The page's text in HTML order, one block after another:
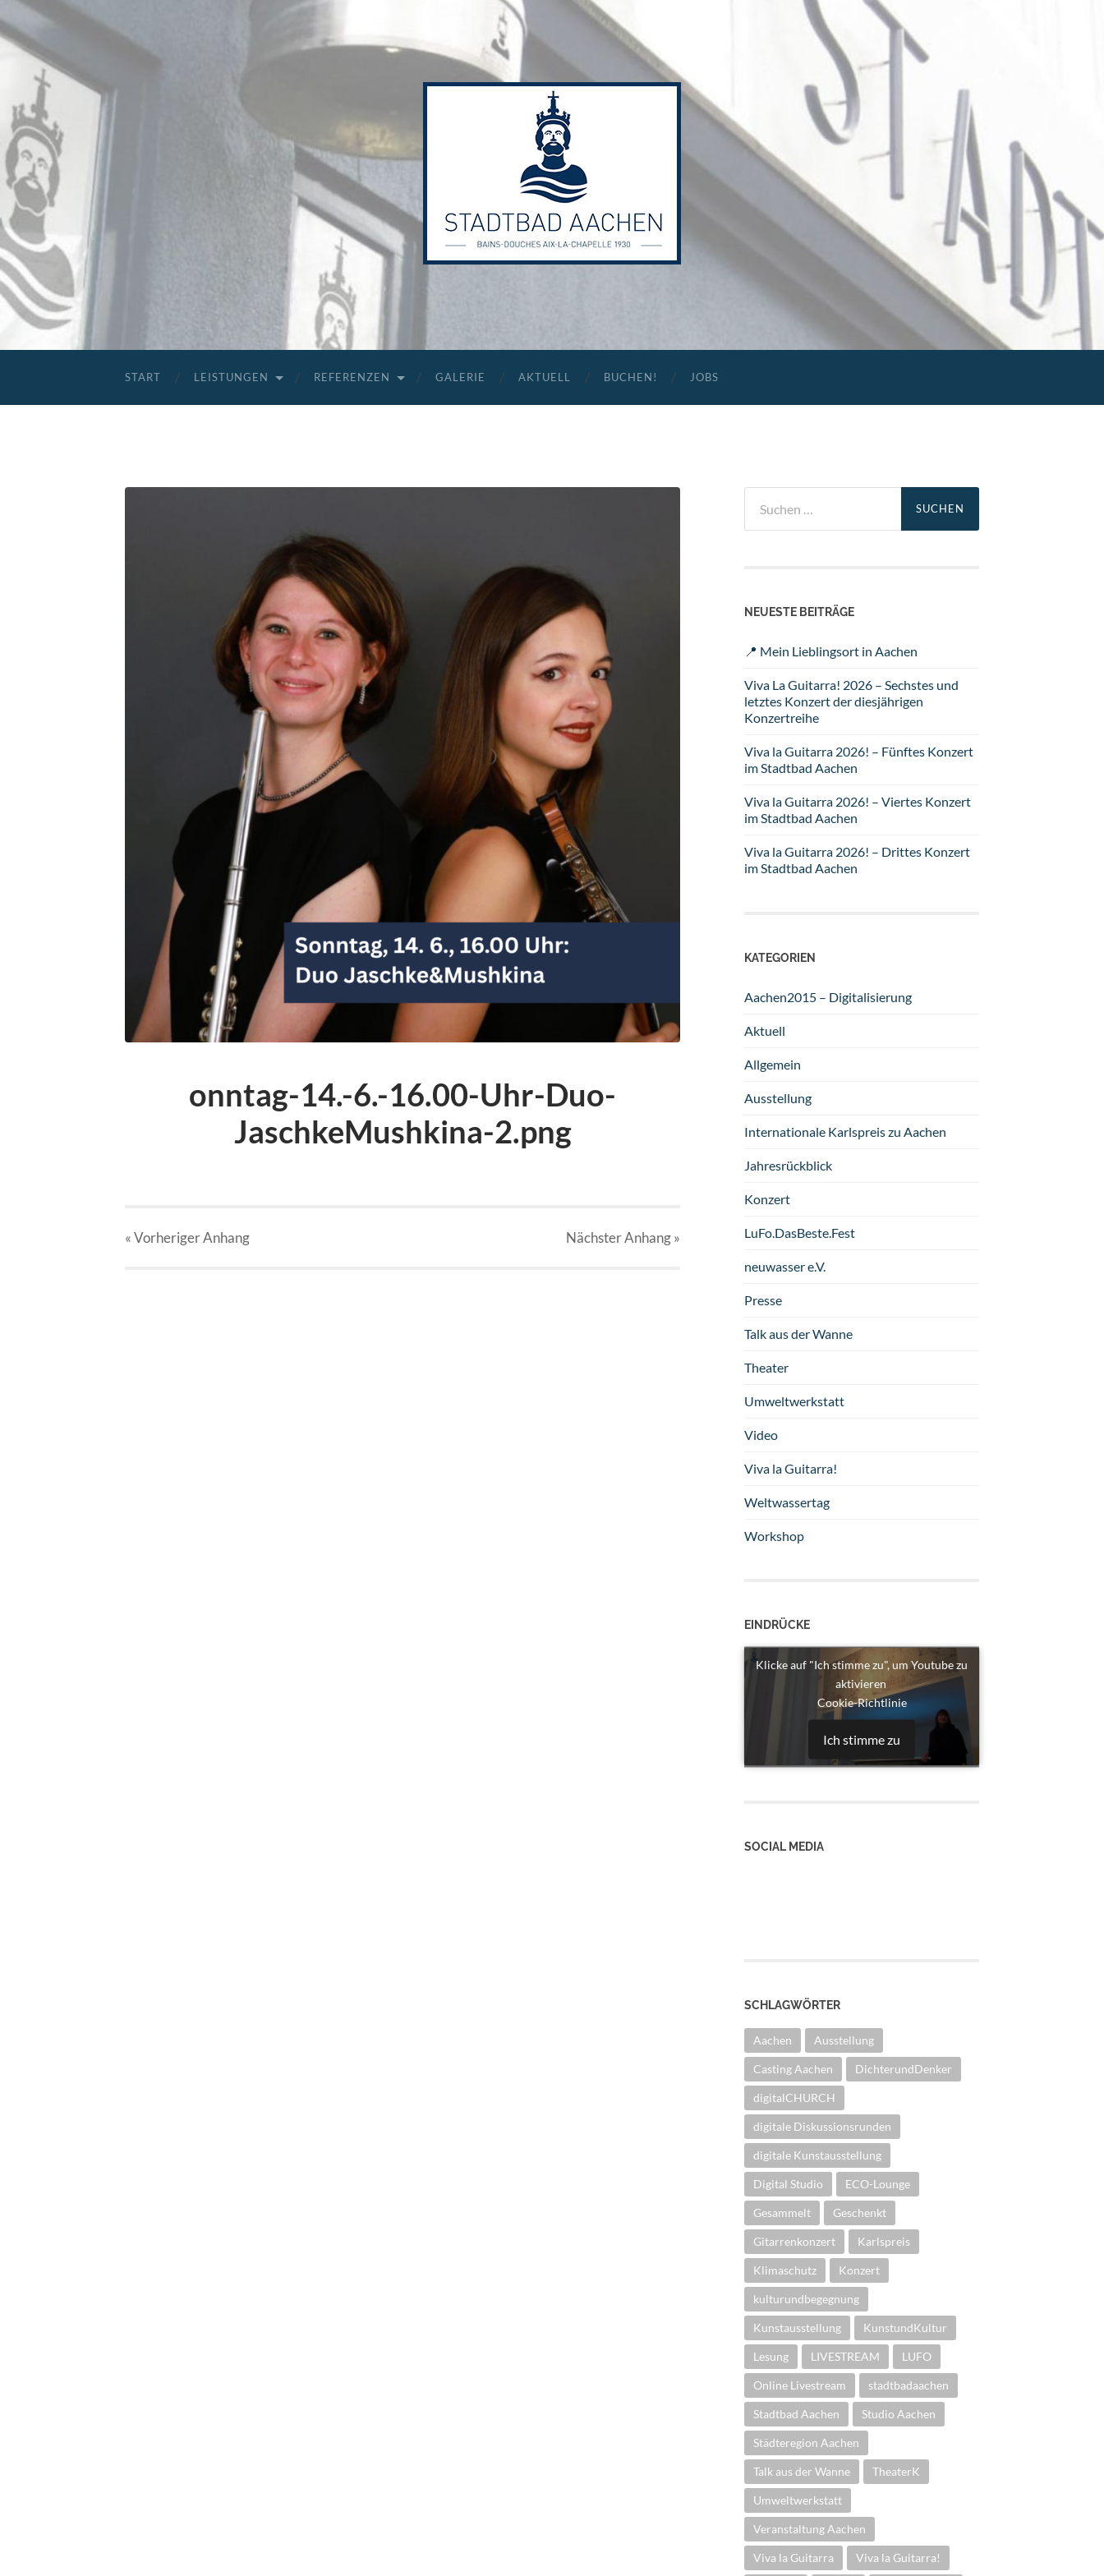
START LEISTUNGEN REFERENZEN GALERIE AKTUELL BUCHEN! JOBS
onntag-14.-6.-16.00-Uhr-Duo-
JaschkeMushkina-2.png
« VorherigerAnhang NächsterAnhang»
nach:
NEUESTE BEITRÄGE
📍 Mein Lieblingsort in Aachen
Viva La Guitarra! 2026 – Sechstes und
letztes Konzert der diesjährigen
Konzertreihe
Viva la Guitarra 2026! – Fünftes Konzert
im Stadtbad Aachen
Viva la Guitarra 2026! – Viertes Konzert
im Stadtbad Aachen
Viva la Guitarra 2026! – Drittes Konzert
im Stadtbad Aachen
KATEGORIEN
Aachen2015 – Digitalisierung
Aktuell
Allgemein
Ausstellung
Internationale Karlspreis zu Aachen
Jahresrückblick
Konzert
LuFo.DasBeste.Fest
neuwasser e.V.
Presse
Talk aus der Wanne
Theater
Umweltwerkstatt
Video
Viva la Guitarra!
Weltwassertag
Workshop
EINDRÜCKE
Klicke auf "Ich stimme zu", um Youtube zu
aktivieren
Cookie-Richtlinie
Ich stimme zu
SOCIAL MEDIA
SCHLAGWÖRTER
Aachen Ausstellung
Casting Aachen DichterundDenker
digitalCHURCH
digitale Diskussionsrunden
digitale Kunstausstellung
Digital Studio ECO-Lounge
Gesammelt Geschenkt
Gitarrenkonzert Karlspreis
Klimaschutz Konzert
kulturundbegegnung
Kunstausstellung KunstundKultur
Lesung LIVESTREAM LUFO
Online Livestream stadtbadaachen
Stadtbad Aachen Studio Aachen
Städteregion Aachen
Talk aus der Wanne TheaterK
Umweltwerkstatt
Veranstaltung Aachen
Viva la Guitarra Viva la Guitarra!